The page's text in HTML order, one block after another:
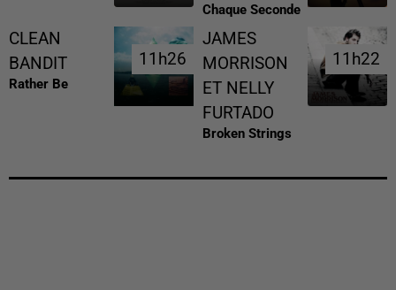
Chaque Seconde
CLEAN
BANDIT
Rather Be
11h26
11h26
JAMES
MORRISON
ET NELLY
FURTADO
Broken Strings
11h22
11h22